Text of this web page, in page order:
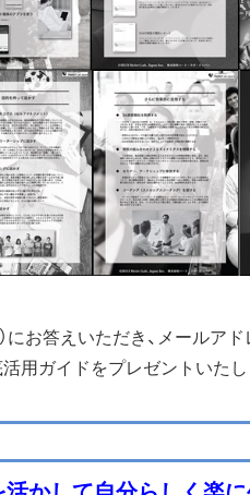
にお答えいただき、メールア
用ガイドをプレゼントいたし